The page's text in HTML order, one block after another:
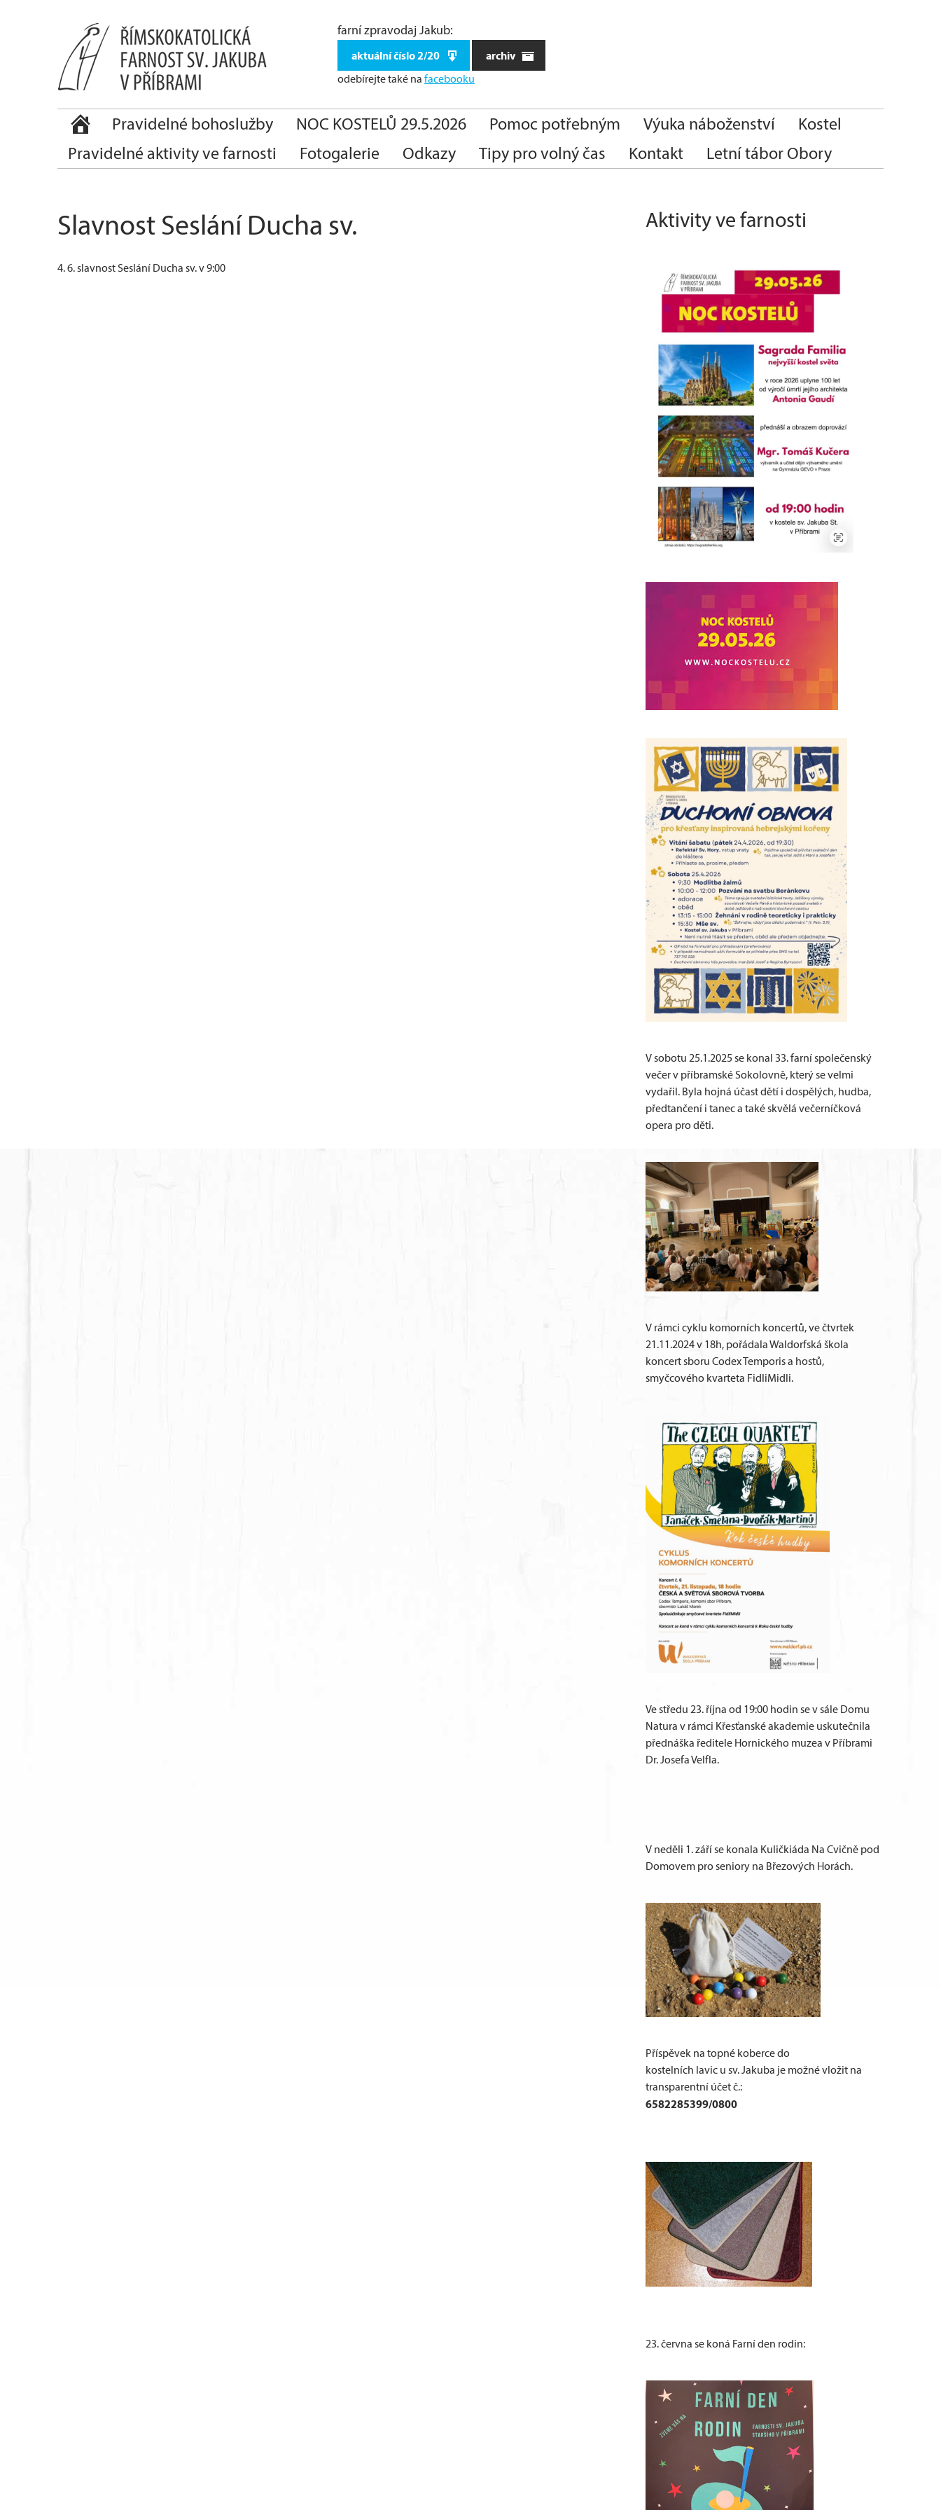
farní zpravodaj Jakub:
aktuální číslo 2/20 archiv
odebírejte také na facebooku
Pravidelné bohoslužby NOC KOSTELŮ 29.5.2026 Pomoc potřebným Výuka náboženství
Kostel
Pravidelné aktivity ve farnosti
Fotogalerie Odkazy Tipy pro volný čas Kontakt Letní tábor Obory
Slavnost Seslání Ducha sv.
4. 6. slavnost Seslání Ducha sv. v 9:00
Aktivity ve farnosti
V sobotu 25.1.2025 se konal 33. farní společenský
večer v příbramské Sokolovně, který se velmi
vydařil. Byla hojná účast dětí i dospělých, hudba,
předtančení i tanec a také skvělá večerníčková
opera pro děti.
V rámci cyklu komorních koncertů, ve čtvrtek
21.11.2024 v 18h, pořádala Waldorfská škola
koncert sboru Codex Temporis a hostů,
smyčcového kvarteta FidliMidli.
Ve středu 23. října od 19:00 hodin se v sále Domu
Natura v rámci Křesťanské akademie uskutečnila
přednáška ředitele Hornického muzea v Příbrami
Dr. Josefa Velfla.
V neděli 1. září se konala Kuličkiáda Na Cvičně pod
Domovem pro seniory na Březových Horách.
Příspěvek na topné koberce do
kostelních lavic u sv. Jakuba je možné vložit na
transparentní účet č.:
6582285399/0800
23. června se koná Farní den rodin: